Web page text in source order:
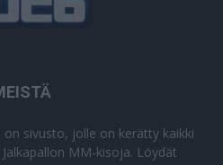
on sivusto, jolle on kerätty kaikki
MM-kisoja. Löydät